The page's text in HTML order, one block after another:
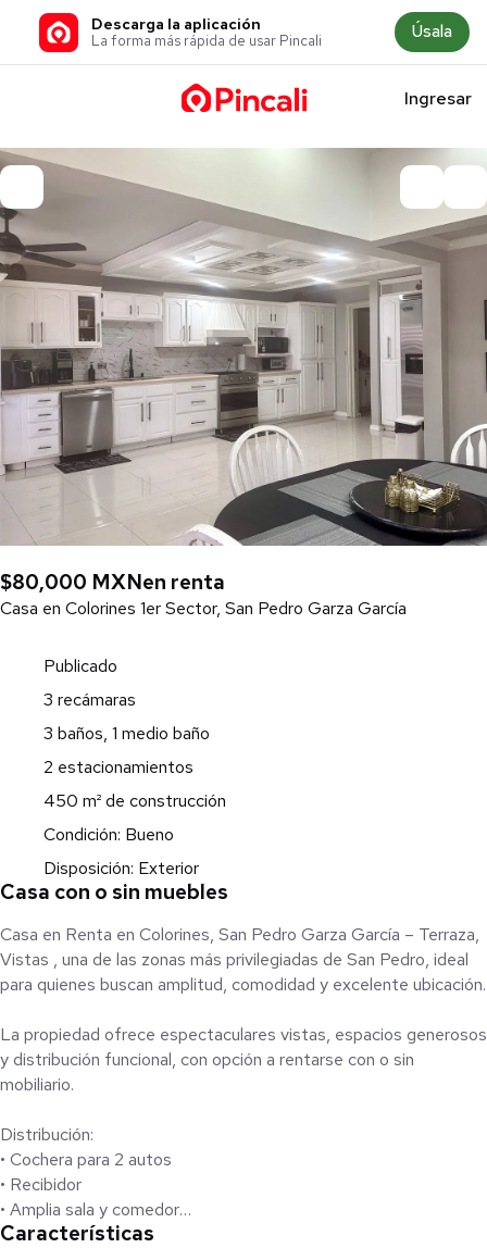
Descarga la aplicación
La forma más rápida de usar Pincali Úsala
Ingresar
$80,000 MXNen renta
Casa en Colorines 1er Sector, San Pedro Garza García
Publicado
3 recámaras
3 baños, 1 medio baño
2 estacionamientos
450 m² de construcción
Condición: Bueno
Disposición: Exterior
Casa con o sin muebles
Casa en Renta en Colorines, San Pedro Garza García – Terraza,
Vistas , una de las zonas más privilegiadas de San Pedro, ideal
para quienes buscan amplitud, comodidad y excelente ubicación.
La propiedad ofrece espectaculares vistas, espacios generosos
y distribución funcional, con opción a rentarse con o sin
mobiliario.
Distribución:
• Cochera para 2 autos
• Recibidor
• Amplia sala y comedor
• Cocina equipada con área de family room
Características